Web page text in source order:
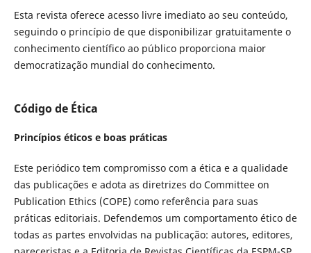
Esta revista oferece acesso livre imediato ao seu conteúdo,
seguindo o princípio de que disponibilizar gratuitamente o
conhecimento científico ao público proporciona maior
democratização mundial do conhecimento.
Código de Ética
Princípios éticos e boas práticas
Este periódico tem compromisso com a ética e a qualidade
das publicações e adota as diretrizes do Committee on
Publication Ethics (COPE) como referência para suas
práticas editoriais. Defendemos um comportamento ético de
todas as partes envolvidas na publicação: autores, editores,